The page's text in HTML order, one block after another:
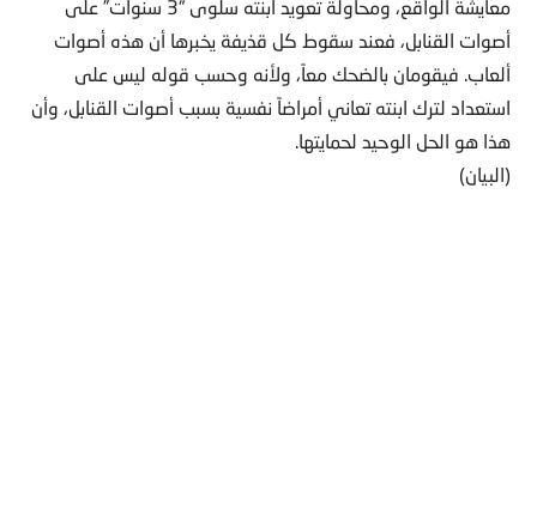
معايشة الواقع، ومحاولة تعويد ابنته سلوى “3 سنوات” على
أصوات القنابل، فعند سقوط كل قذيفة يخبرها أن هذه أصوات
ألعاب. فيقومان بالضحك معاً، ولأنه وحسب قوله ليس على
استعداد لترك ابنته تعاني أمراضاً نفسية بسبب أصوات القنابل، وأن
هذا هو الحل الوحيد لحمايتها.
(البيان)